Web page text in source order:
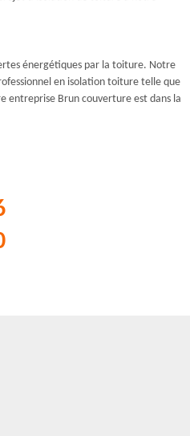
énergétiques par la toiture. Notre
en isolation toiture telle que
entreprise Brun couverture est dans la